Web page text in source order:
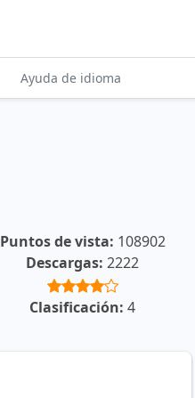
Ayuda de idioma
Puntos de vista: 108902
Descargas: 2222
Clasificación: 4